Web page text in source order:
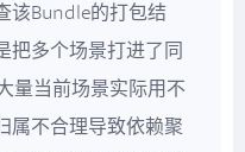
该Bundle的打包结
把多个场景打进了同
量当前场景实际用不
属不合理导致依赖聚